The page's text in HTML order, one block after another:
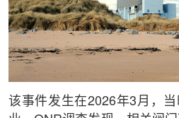
该事件发生在2026年3月，